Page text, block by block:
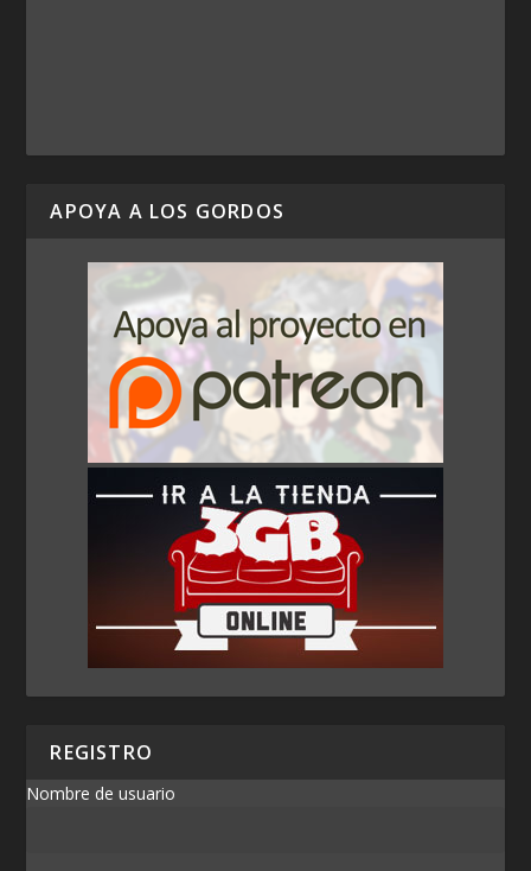
APOYA A LOS GORDOS
REGISTRO
Nombre de usuario